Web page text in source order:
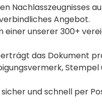
Nachlasszeugnisses
Angebot.
einer unserer 300+
das Dokument
Stempel
und schnell per